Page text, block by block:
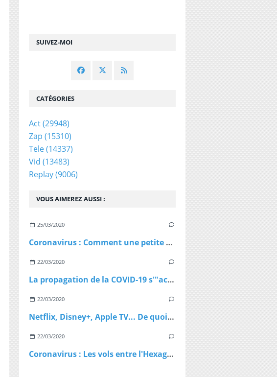
SUIVEZ-MOI
VOUS AIMEREZ AUSSI :
25/03/2020
Coronavirus : Comment une petite station de ski autrichienne a accéléré la propagation du virus
22/03/2020
La propagation de la COVID-19 s'"accélère" au Royaume-Uni
22/03/2020
Netflix, Disney+, Apple TV... De quoi passer du bon temps pendant le confinement
22/03/2020
Coronavirus : Les vols entre l'Hexagone et l'Outre-Mer interdits dès lundi
CATÉGORIES
Act(29948)
Zap (15310)
Tele(14337)
Vid (13483)
Replay(9006)